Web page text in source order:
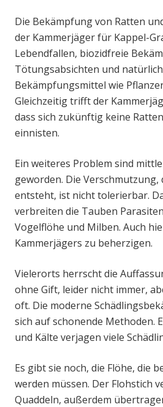
Die Bekämpfung von Ratten
der Kammerjäger für Kappel-
Lebendfallen, biozidfreie
Tötungsabsichten und
Bekämpfungsmittel wie
Gleichzeitig trifft der
dass sich zukünftig keine
einnisten.
Ein weiteres Problem sind
geworden. Die Verschmutzung,
entsteht, ist nicht tolerierbar.
verbreiten die Tauben
Vogelflöhe und Milben. Auch
Kammerjägers zu beherzigen.
Vielerorts herrscht die
ohne Gift, leider nicht immer,
oft. Die moderne
sich auf schonende Methoden.
und Kälte verjagen viele
Es gibt sie noch, die Flöhe, die
werden müssen. Der Flohstich
Quaddeln, außerdem